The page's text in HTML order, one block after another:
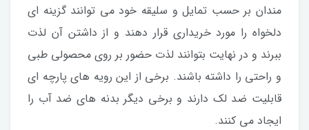
مندان بر حسب تمایل و سلیقه خود می توانند گزینه ای
دلخواه را مورد خریداری قرار دهند و از داشتن آن لذت
ببرند و در نهایت بتوانند لذت حضور بر روی محصولی طبی
و راحتی را داشته باشند. برخی از این رویه های پارچه ای
قابلیت ضد لک دارند و برخی دیگر بدنه های ضد آب را
ایجاد می کنند.